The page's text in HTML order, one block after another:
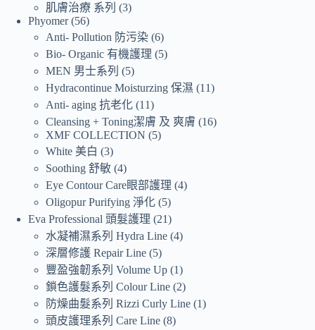
肌膚治療 系列
3
Phyomer 56
Anti- Pollution 防污染 6
Bio- Organic 有機護理
5
MEN 男士系列
5
Hydracontinue Moisturzing 保濕
11
Anti- aging 抗老化 11
Cleansing + Toning潔膚 及 爽膚
16
XMF COLLECTION
5
White 美白
3
Soothing 舒敏 4
Eye Contour Care眼部護理 4
Oligopur Purifying 淨化 5
Eva Professional 頭髮護理
21
水凝補濕系列 Hydra Line 4
深層修護 Repair Line 5
豐盈強韌系列 Volume Up 1
鎖色護髮系列 Colour Line 2
防燥曲髮系列 Rizzi Curly Line 1
頭皮護理系列 Care Line 8